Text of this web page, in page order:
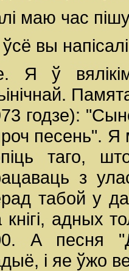
маю час
ўсё вы
Я ў
годзе):
песень". Я
таго,
з
табой у
кнігі, адных
А песня
і яе ўжо